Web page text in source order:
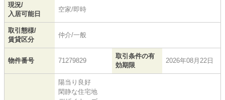
現況/
入居可能日
空家/即時
取引態様/
賃貸区分
仲介/一般
物件番号 71279829
取引条件の有
効期限
2026年08月22日
陽当り良好
閑静な住宅地